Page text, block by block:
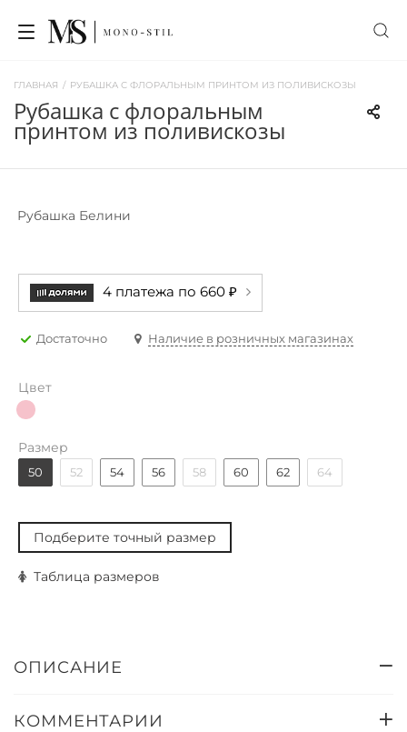
ГЛАВНАЯ / РУБАШКА С ФЛОРАЛЬНЫМ ПРИНТОМ ИЗ ПОЛИВИСКОЗЫ
рубашка с флоральным
принтом из поливискозы
Рубашка Белини
4 платежа по 660 ₽
Достаточно Наличие в розничных магазинах
Цвет
Размер
50 52 54 56 58 60 62 64
Подберите точный размер
Таблица размеров
ОПИСАНИЕ
КОММЕНТАРИИ